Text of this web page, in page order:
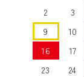
2
3
9
10
16
17
23
24